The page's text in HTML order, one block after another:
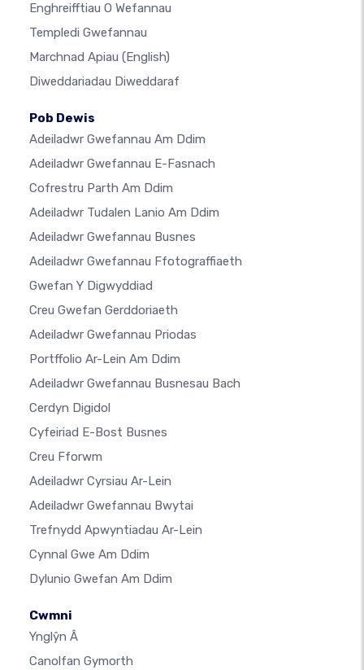
Enghreifftiau O Wefannau
Templedi Gwefannau
Marchnad Apiau (English)
Diweddariadau Diweddaraf
Pob Dewis
Adeiladwr Gwefannau Am Ddim
Adeiladwr Gwefannau E-Fasnach
Cofrestru Parth Am Ddim
Adeiladwr Tudalen Lanio Am Ddim
Adeiladwr Gwefannau Busnes
Adeiladwr Gwefannau Ffotograffiaeth
Gwefan Y Digwyddiad
Creu Gwefan Gerddoriaeth
Adeiladwr Gwefannau Priodas
Portffolio Ar-Lein Am Ddim
Adeiladwr Gwefannau Busnesau Bach
Cerdyn Digidol
Cyfeiriad E-Bost Busnes
Creu Fforwm
Adeiladwr Cyrsiau Ar-Lein
Adeiladwr Gwefannau Bwytai
Trefnydd Apwyntiadau Ar-Lein
Cynnal Gwe Am Ddim
Dylunio Gwefan Am Ddim
Cwmni
Ynglŷn Â
Canolfan Gymorth